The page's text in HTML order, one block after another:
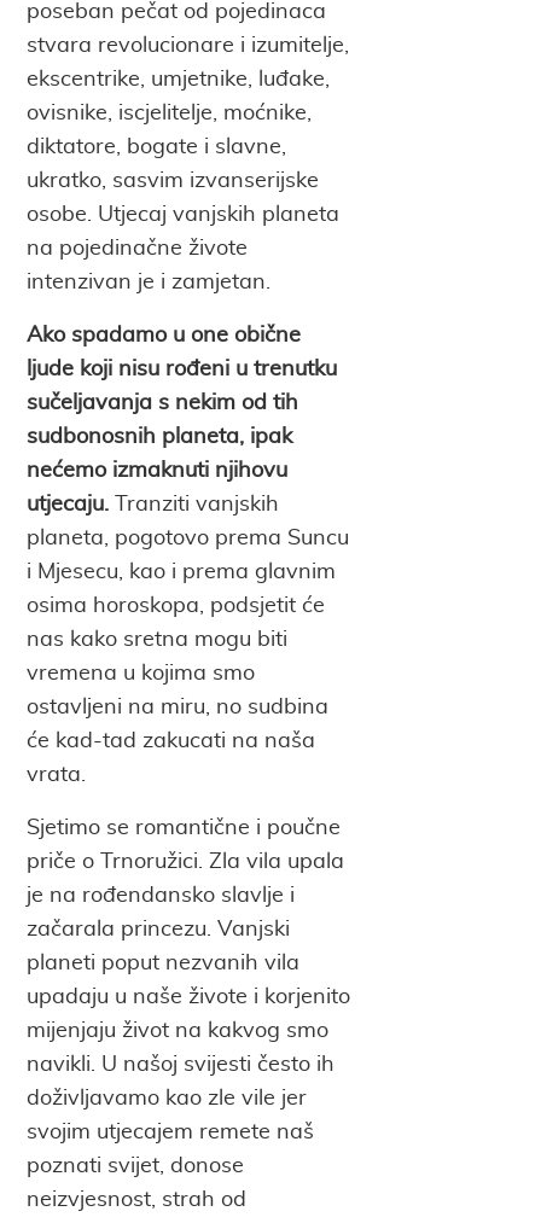
poseban pečat od pojedinaca
stvara revolucionare i izumitelje,
ekscentrike, umjetnike, luđake,
ovisnike, iscjelitelje, moćnike,
diktatore, bogate i slavne,
ukratko, sasvim izvanserijske
osobe. Utjecaj vanjskih planeta
na pojedinačne živote
intenzivan je i zamjetan.
Ako spadamo u one obične
ljude koji nisu rođeni u trenutku
sučeljavanja s nekim od tih
sudbonosnih planeta, ipak
nećemo izmaknuti njihovu
utjecaju. Tranziti vanjskih
planeta, pogotovo prema Suncu
i Mjesecu, kao i prema glavnim
osima horoskopa, podsjetit će
nas kako sretna mogu biti
vremena u kojima smo
ostavljeni na miru, no sudbina
će kad-tad zakucati na naša
vrata.
Sjetimo se romantične i poučne
priče o Trnoružici. Zla vila upala
je na rođendansko slavlje i
začarala princezu. Vanjski
planeti poput nezvanih vila
upadaju u naše živote i korjenito
mijenjaju život na kakvog smo
navikli. U našoj svijesti često ih
doživljavamo kao zle vile jer
svojim utjecajem remete naš
poznati svijet, donose
neizvjesnost, strah od